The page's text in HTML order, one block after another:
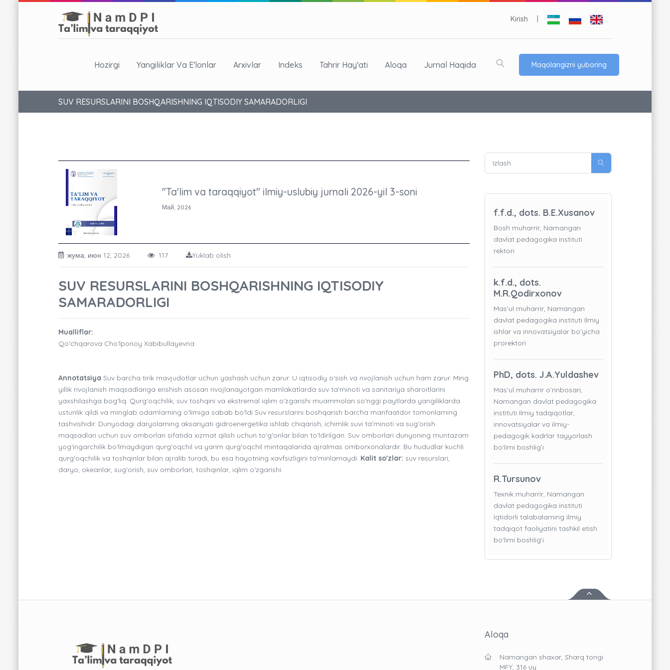
Kirish
Hozirgi Yangiliklar Va E'lonlar Arxivlar Indeks Tahrir Hay'ati Aloqa Jurnal Haqida Maqolangizni yuboring
SUV RESURSLARINI BOSHQARISHNING IQTISODIY SAMARADORLIGI
"Ta'lim va taraqqiyot" ilmiy-uslubiy jurnali 2026-yil 3-soni
Май, 2026
жума, июн 12, 2026 117 Yuklab olish
SUV RESURSLARINI BOSHQARISHNING IQTISODIY
SAMARADORLIGI
Mualliflar:
Qo‘chqarova Cho‘lponoy Xabibullayevna
Annotatsiya Suv barcha tirik mavjudotlar uchun yashash uchun zarur. U iqtisodiy o‘sish va rivojlanish uchun ham zarur. Ming
yillik rivojlanish maqsadlariga erishish asosan rivojlanayotgan mamlakatlarda suv ta'minoti va sanitariya sharoitlarini
yaxshilashga bog‘liq. Qurg‘oqchilik, suv toshqini va ekstremal iqlim o‘zgarishi muammolari so‘nggi paytlarda yangiliklarda
ustunlik qildi va minglab odamlarning o‘limiga sabab bo‘ldi Suv resurslarini boshqarish barcha manfaatdor tomonlarning
tashvishidir. Dunyodagi daryolarning aksariyati gidroenergetika ishlab chiqarish, ichimlik suvi ta’minoti va sug‘orish
maqsadlari uchun suv omborlari sifatida xizmat qilish uchun to‘g‘onlar bilan to‘ldirilgan. Suv omborlari dunyoning muntazam
yog‘ingarchilik bo‘lmaydigan qurg‘oqchil va yarim qurg‘oqchil mintaqalarida ajralmas omborxonalardir. Bu hududlar kuchli
qurg‘oqchilik va toshqinlar bilan ajralib turadi, bu esa hayotning xavfsizligini ta’minlamaydi. Kalit so'zlar: suv resurslari,
daryo, okeanlar, sug‘orish, suv omborlari, toshqinlar, iqlim o‘zgarishi.
f.f.d., dots. B.E.Xusanov
Bosh muharrir, Namangan
davlat pedagogika instituti
rektori
k.f.d., dots.
M.R.Qodirxonov
Mas’ul muharrir, Namangan
davlat pedagogika instituti Ilmiy
ishlar va innovatsiyalar bo’yicha
prorektori
PhD, dots. J.A.Yuldashev
Mas’ul muharrir o’rinbosari,
Namangan davlat pedagogika
instituti Ilmiy tadqiqotlar,
innovatsiyalar va ilmiy-
pedagogik kadrlar tayyorlash
bo'limi boshlig’i
R.Tursunov
Texnik muharrir, Namangan
davlat pedagogika instituti
Iqtidorli talabalarning ilmiy
tadqiqot faoliyatini tashkil etish
bo'limi boshlig’i
Aloqa
Namangan shaxar, Sharq tongi
MFY, 316 uy